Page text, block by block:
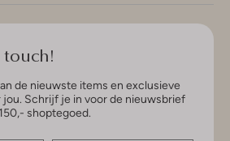
de nieuwste items en exclusieve
jou. Schrijf je in voor de nieuwsbrief
shoptegoed.